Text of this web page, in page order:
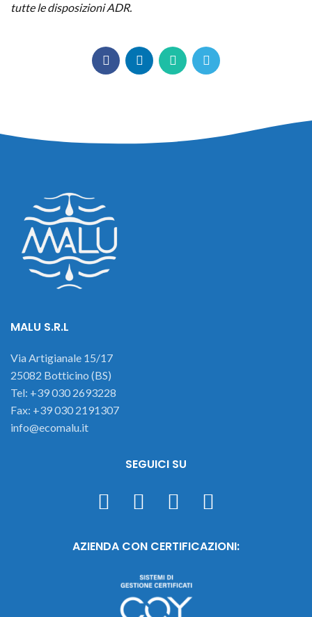
tutte le disposizioni ADR.
MALU S.R.L
Via Artigianale 15/17
25082 Botticino (BS)
Tel: +39 030 2693228
Fax: +39 030 2191307
info@ecomalu.it
SEGUICI SU
AZIENDA CON CERTIFICAZIONI: